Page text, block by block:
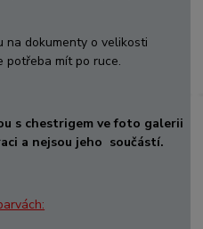
na dokumenty o velikosti
potřeba mít po ruce.
s chestrigem ve foto galerii
a nejsou jeho součástí.